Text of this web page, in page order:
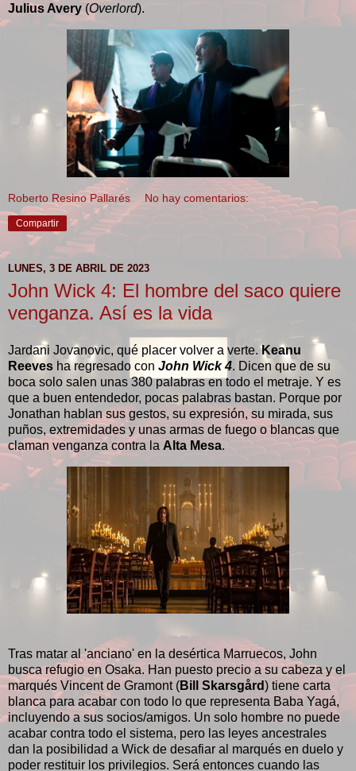
Julius Avery(Overlord).
Roberto Resino Pallarés No hay comentarios:
Compartir
LUNES, 3 DE ABRIL DE 2023
John Wick 4: El hombre del saco quiere
venganza. Así es la vida
Jardani Jovanovic, qué placer volver a verte.Keanu
Reeves ha regresado con John Wick 4. Dicen que de su
boca solo salen unas 380 palabras en todo el metraje. Y es
que a buen entendedor, pocas palabras bastan. Porque por
Jonathan hablan sus gestos, su expresión, su mirada, sus
puños, extremidades y unas armas de fuego o blancas que
claman venganza contra la Alta Mesa.
Tras matar al 'anciano' en la desértica Marruecos, John
busca refugio en Osaka. Han puesto precio a su cabeza y el
marqués Vincent de Gramont (Bill Skarsgård) tiene carta
blanca para acabar con todo lo que representa Baba Yagá,
incluyendo a sus socios/amigos. Un solo hombre no puede
acabar contra todo el sistema, pero las leyes ancestrales
dan la posibilidad a Wick de desafiar al marqués en duelo y
poder restituir los privilegios. Será entonces cuando las